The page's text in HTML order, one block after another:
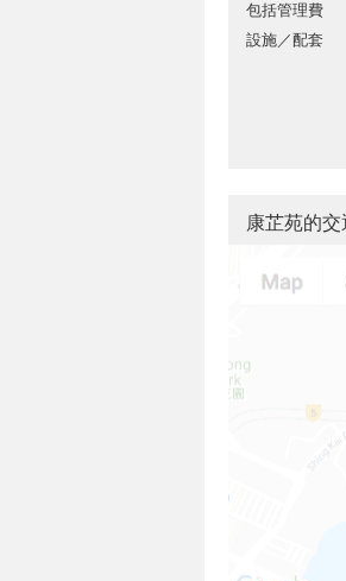
包括管理費
設施／配套
康芷苑的